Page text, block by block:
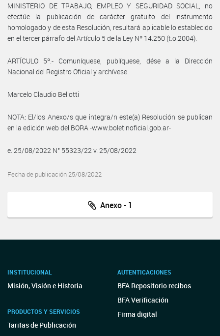
MINISTERIO DE TRABAJO, EMPLEO Y SEGURIDAD SOCIAL, no
efectúe la publicación de carácter gratuito del instrumento
homologado y de esta Resolución, resultará aplicable lo establecido
en el tercer párrafo del Artículo 5 de la Ley Nº 14.250 (t.o.2004).
ARTÍCULO 5º.- Comuníquese, publíquese, dése a la Dirección
Nacional del Registro Oficial y archívese.
Marcelo Claudio Bellotti
NOTA: El/los Anexo/s que integra/n este(a) Resolución se publican
en la edición web del BORA -www.boletinoficial.gob.ar-
e. 25/08/2022 N° 55323/22 v. 25/08/2022
Fecha de publicación 25/08/2022
Anexo - 1
INSTITUCIONAL
Misión, Visión e Historia
PRODUCTOS Y SERVICIOS
Tarifas de Publicación
AUTENTICACIONES
BFA Repositorio recibos
BFA Verificación
Firma digital